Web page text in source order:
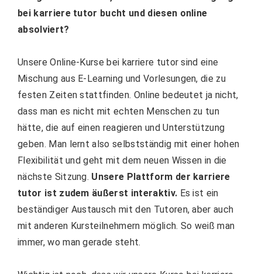
bei karriere tutor bucht und diesen online
absolviert?
Unsere Online-Kurse bei karriere tutor sind eine
Mischung aus E-Learning und Vorlesungen, die zu
festen Zeiten stattfinden. Online bedeutet ja nicht,
dass man es nicht mit echten Menschen zu tun
hätte, die auf einen reagieren und Unterstützung
geben. Man lernt also selbstständig mit einer hohen
Flexibilität und geht mit dem neuen Wissen in die
nächste Sitzung. Unsere Plattform der karriere
tutor ist zudem äußerst interaktiv. Es ist ein
beständiger Austausch mit den Tutoren, aber auch
mit anderen Kursteilnehmern möglich. So weiß man
immer, wo man gerade steht.